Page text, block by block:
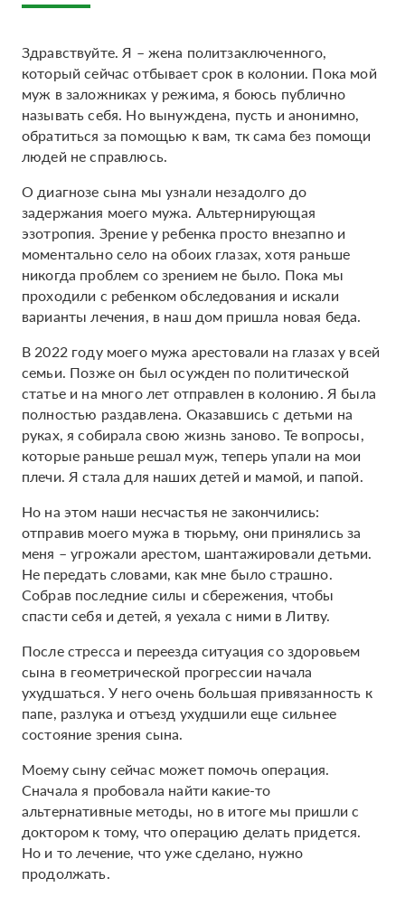
Здравствуйте. Я – жена политзаключенного,
который сейчас отбывает срок в колонии. Пока мой
муж в заложниках у режима, я боюсь публично
называть себя. Но вынуждена, пусть и анонимно,
обратиться за помощью к вам, тк сама без помощи
людей не справлюсь.
О диагнозе сына мы узнали незадолго до
задержания моего мужа. Альтернирующая
эзотропия. Зрение у ребенка просто внезапно и
моментально село на обоих глазах, хотя раньше
никогда проблем со зрением не было. Пока мы
проходили с ребенком обследования и искали
варианты лечения, в наш дом пришла новая беда.
В 2022 году моего мужа арестовали на глазах у всей
семьи. Позже он был осужден по политической
статье и на много лет отправлен в колонию. Я была
полностью раздавлена. Оказавшись с детьми на
руках, я собирала свою жизнь заново. Те вопросы,
которые раньше решал муж, теперь упали на мои
плечи. Я стала для наших детей и мамой, и папой.
Но на этом наши несчастья не закончились:
отправив моего мужа в тюрьму, они принялись за
меня – угрожали арестом, шантажировали детьми.
Не передать словами, как мне было страшно.
Собрав последние силы и сбережения, чтобы
спасти себя и детей, я уехала с ними в Литву.
После стресса и переезда ситуация со здоровьем
сына в геометрической прогрессии начала
ухудшаться. У него очень большая привязанность к
папе, разлука и отъезд ухудшили еще сильнее
состояние зрения сына.
Моему сыну сейчас может помочь операция.
Сначала я пробовала найти какие-то
альтернативные методы, но в итоге мы пришли с
доктором к тому, что операцию делать придется.
Но и то лечение, что уже сделано, нужно
продолжать.